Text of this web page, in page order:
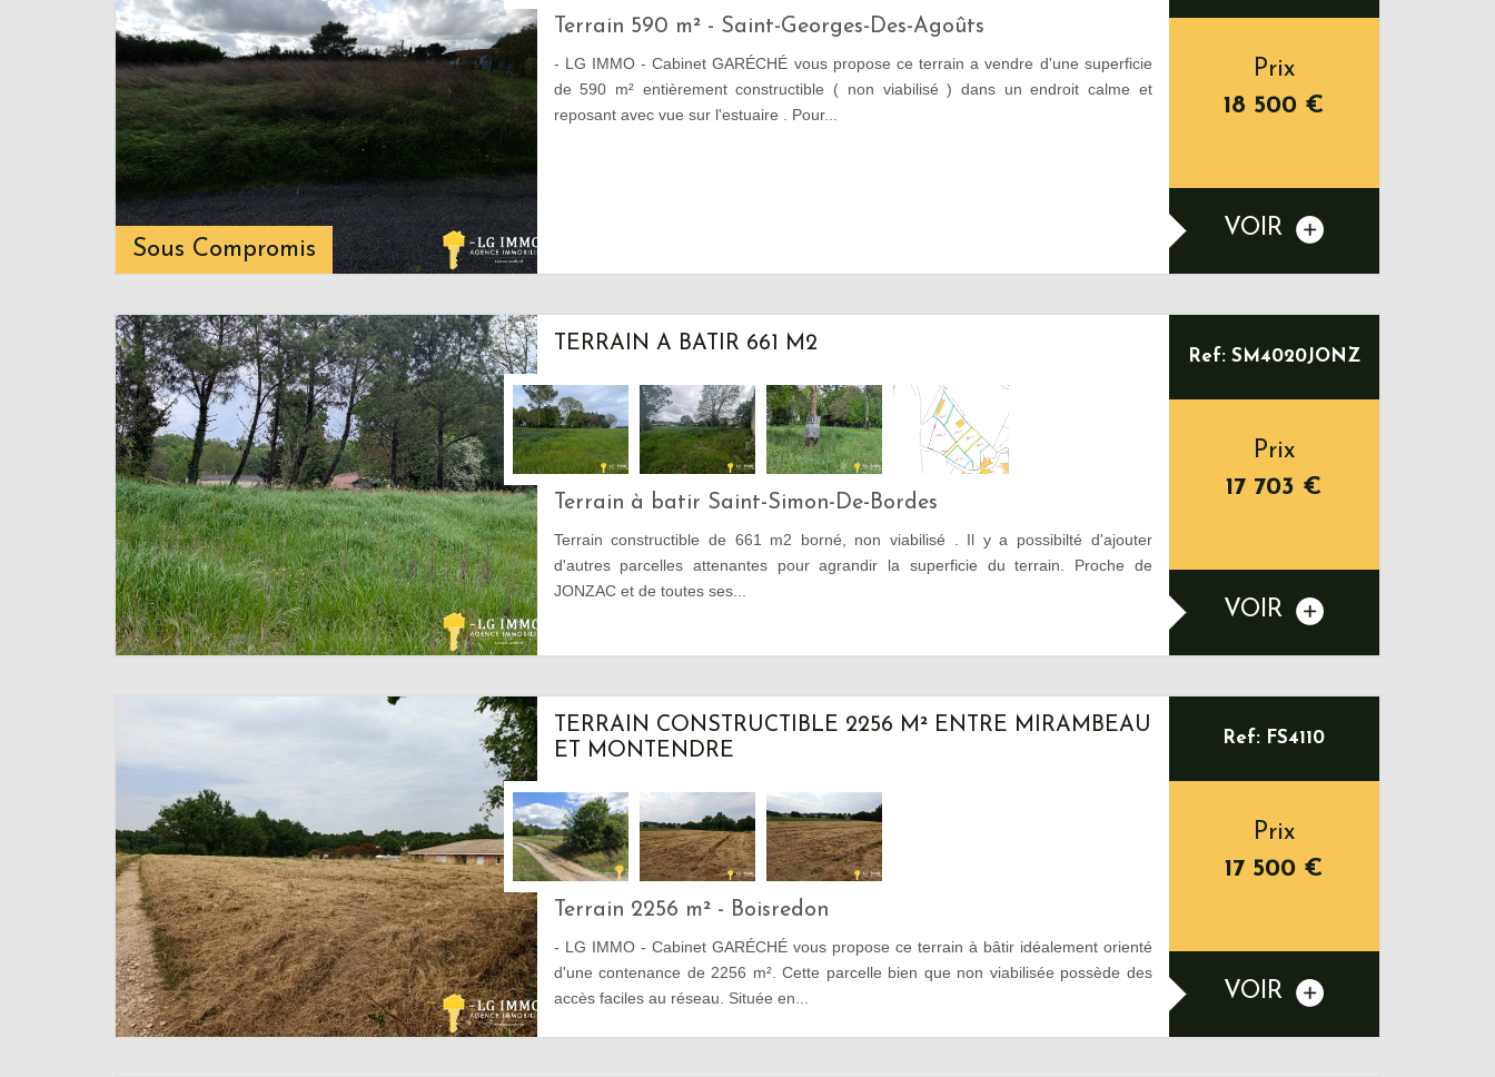
Sous Compromis
Terrain 590 m² - Saint-Georges-Des-Agoûts
- LG IMMO - Cabinet GARÉCHÉ vous propose ce terrain a vendre d'une superficie
de 590 m² entièrement constructible ( non viabilisé ) dans un endroit calme et
reposant avec vue sur l'estuaire . Pour...
Prix
18 500 €
VOIR
TERRAIN A BATIR 661 M2
Terrain à batir Saint-Simon-De-Bordes
Terrain constructible de 661 m2 borné, non viabilisé . Il y a possibilté d'ajouter
d'autres parcelles attenantes pour agrandir la superficie du terrain. Proche de
JONZAC et de toutes ses...
Ref: SM4020JONZ
Prix
17 703 €
VOIR
TERRAIN CONSTRUCTIBLE 2256 M² ENTRE MIRAMBEAU
ET MONTENDRE
Terrain 2256 m² - Boisredon
- LG IMMO - Cabinet GARÉCHÉ vous propose ce terrain à bâtir idéalement orienté
d'une contenance de 2256 m². Cette parcelle bien que non viabilisée possède des
accès faciles au réseau. Située en...
Ref: FS4110
Prix
17 500 €
VOIR